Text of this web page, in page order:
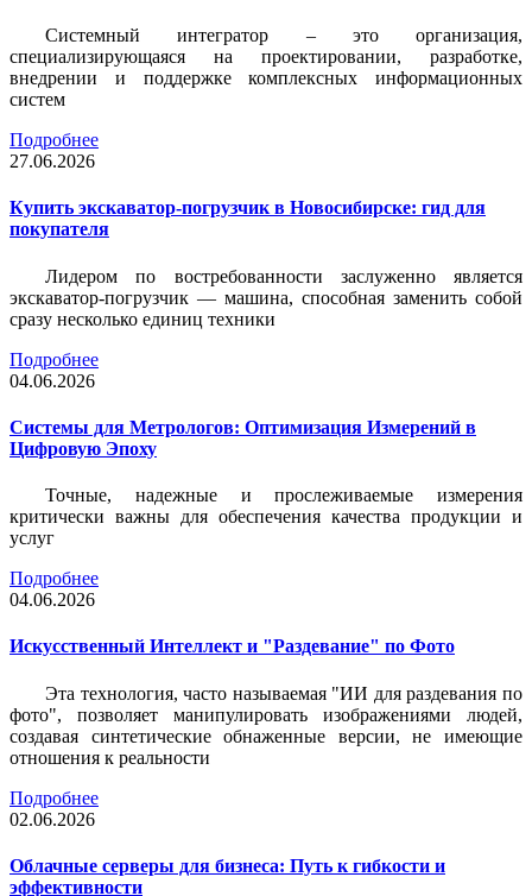
Системный интегратор – это организация,
специализирующаяся на проектировании, разработке,
внедрении и поддержке комплексных информационных
систем
Подробнее
27.06.2026
Купить экскаватор-погрузчик в Новосибирске: гид для
покупателя
Лидером по востребованности заслуженно является
экскаватор-погрузчик — машина, способная заменить собой
сразу несколько единиц техники
Подробнее
04.06.2026
Системы для Метрологов: Оптимизация Измерений в
Цифровую Эпоху
Точные, надежные и прослеживаемые измерения
критически важны для обеспечения качества продукции и
услуг
Подробнее
04.06.2026
Искусственный Интеллект и "Раздевание" по Фото
Эта технология, часто называемая "ИИ для раздевания по
фото", позволяет манипулировать изображениями людей,
создавая синтетические обнаженные версии, не имеющие
отношения к реальности
Подробнее
02.06.2026
Облачные серверы для бизнеса: Путь к гибкости и
эффективности